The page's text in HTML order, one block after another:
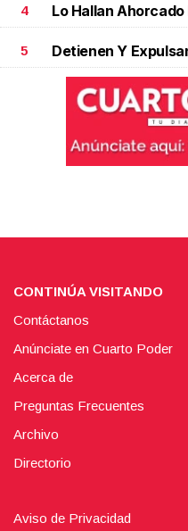
4 Lo Hallan Ahorcado
5 Detienen Y
CONTINÚA VISITANDO
Contáctanos
Anúnciate en Cuarto Poder
Acerca de
Preguntas Frecuentes
Archivo
Directorio
Aviso de Privacidad